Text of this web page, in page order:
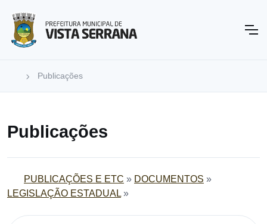
Publicações
Publicações
PUBLICAÇÕES E ETC » DOCUMENTOS »
LEGISLAÇÃO ESTADUAL »